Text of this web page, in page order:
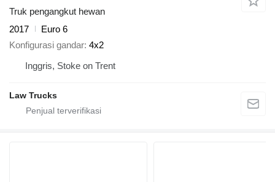
Truk pengangkut hewan
2017
Euro 6
Konfigurasi gandar 4x2
Inggris, Stoke on Trent
Law Trucks